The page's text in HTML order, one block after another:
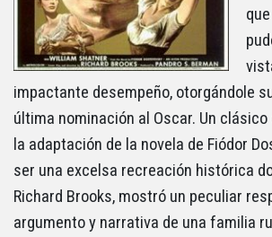
impactante desempeño, otorgándole
última nominación al Oscar. Un
la adaptación de la novela de Fiódor
ser una excelsa recreación histórica
Richard Brooks, mostró un peculiar
argumento y narrativa de una familia